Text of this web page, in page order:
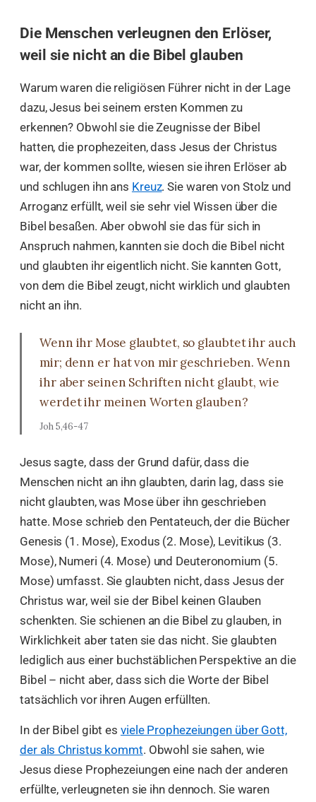
Die Menschen verleugnen den Erlöser,
weil sie nicht an die Bibel glauben
Warum waren die religiösen Führer nicht in der Lage
dazu, Jesus bei seinem ersten Kommen zu
erkennen? Obwohl sie die Zeugnisse der Bibel
hatten, die prophezeiten, dass Jesus der Christus
war, der kommen sollte, wiesen sie ihren Erlöser ab
und schlugen ihn ans Kreuz. Sie waren von Stolz und
Arroganz erfüllt, weil sie sehr viel Wissen über die
Bibel besaßen. Aber obwohl sie das für sich in
Anspruch nahmen, kannten sie doch die Bibel nicht
und glaubten ihr eigentlich nicht. Sie kannten Gott,
von dem die Bibel zeugt, nicht wirklich und glaubten
nicht an ihn.
Wenn ihr Mose glaubtet, so glaubtet ihr auch
mir; denn er hat von mir geschrieben. Wenn
ihr aber seinen Schriften nicht glaubt, wie
werdet ihr meinen Worten glauben?
Joh 5,46-47
Jesus sagte, dass der Grund dafür, dass die
Menschen nicht an ihn glaubten, darin lag, dass sie
nicht glaubten, was Mose über ihn geschrieben
hatte. Mose schrieb den Pentateuch, der die Bücher
Genesis (1. Mose), Exodus (2. Mose), Levitikus (3.
Mose), Numeri (4. Mose) und Deuteronomium (5.
Mose) umfasst. Sie glaubten nicht, dass Jesus der
Christus war, weil sie der Bibel keinen Glauben
schenkten. Sie schienen an die Bibel zu glauben, in
Wirklichkeit aber taten sie das nicht. Sie glaubten
lediglich aus einer buchstäblichen Perspektive an die
Bibel – nicht aber, dass sich die Worte der Bibel
tatsächlich vor ihren Augen erfüllten.
In der Bibel gibt es viele Prophezeiungen über Gott,
der als Christus kommt. Obwohl sie sahen, wie
Jesus diese Prophezeiungen eine nach der anderen
erfüllte, verleugneten sie ihn dennoch. Sie waren